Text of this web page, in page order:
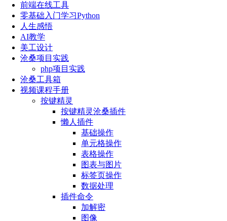
前端在线工具
零基础入门学习Python
人生感悟
AI教学
美工设计
沧桑项目实践
php项目实践
沧桑工具箱
视频课程手册
按键精灵
按键精灵沧桑插件
懒人插件
基础操作
单元格操作
表格操作
图表与图片
标签页操作
数据处理
插件命令
加解密
图像